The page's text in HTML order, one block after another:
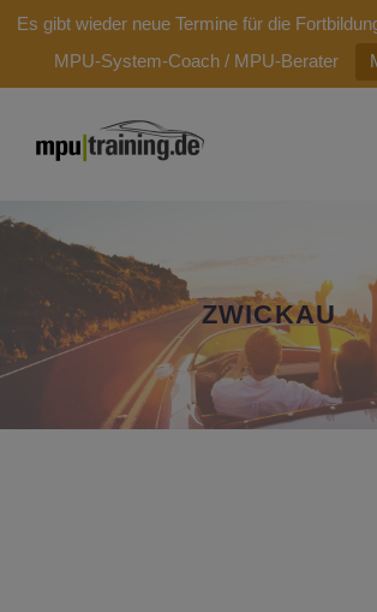
Es gibt wieder neue Termine für die
MPU-System-Coach / MPU-Berater
ZWICKAU
modal-check